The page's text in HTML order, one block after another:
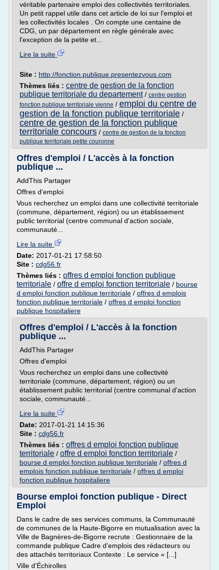
véritable partenaire emploi des collectivités territoriales.
Un petit rappel utile dans cet article de loi sur l'emploi et
les collectivités locales . On compte une centaine de
CDG, un par département en règle générale avec
l'exception de la petite et...
Lire la suite
Site : http://fonction.publique.presentezvous.com
Thèmes liés : centre de gestion de la fonction
publique territoriale du departement/ centre gestion
fonction publique territoriale vienne / emploi du centre de
gestion de la fonction publique territoriale /
centre de gestion de la fonction publique
territoriale concours / centre de gestion de la fonction
publique territoriale petite couronne
Offres d'emploi / L'accès à la fonction
publique ...
AddThis Partager
Offres d'emploi
Vous recherchez un emploi dans une collectivité territoriale
(commune, département, région) ou un établissement
public territorial (centre communal d'action sociale,
communauté...
Lire la suite
Date: 2017-01-21 17:58:50
Site : cdg56.fr
Thèmes liés : offres d emploi fonction publique
territoriale / offre d emploi fonction territoriale / bourse
d emploi fonction publique territoriale / offres d emplois
fonction publique territoriale / offres d emploi fonction
publique hospitaliere
Offres d'emploi / L'accès à la fonction
publique ...
AddThis Partager
Offres d'emploi
Vous recherchez un emploi dans une collectivité
territoriale (commune, département, région) ou un
établissement public territorial (centre communal d'action
sociale, communauté...
Lire la suite
Date: 2017-01-21 14:15:36
Site : cdg56.fr
Thèmes liés : offres d emploi fonction publique
territoriale / offre d emploi fonction territoriale /
bourse d emploi fonction publique territoriale / offres d
emplois fonction publique territoriale / offres d emploi
fonction publique hospitaliere
Bourse emploi fonction publique - Direct
Emploi
Dans le cadre de ses services communs, la Communauté
de communes de la Haute-Bigorre en mutualisation avec la
Ville de Bagnères-de-Bigorre recrute : Gestionnaire de la
commande publique Cadre d'emplois des rédacteurs ou
des attachés territoriaux Contexte : Le service « [...]
Ville d'Échirolles